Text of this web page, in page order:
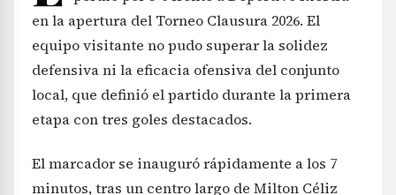
en la apertura del Torneo Clausura 2026. El
equipo visitante no pudo superar la solidez
defensiva ni la eficacia ofensiva del conjunto
local, que definió el partido durante la primera
etapa con tres goles destacados.
El marcador se inauguró rápidamente a los 7
minutos, tras un centro largo de Milton Céliz